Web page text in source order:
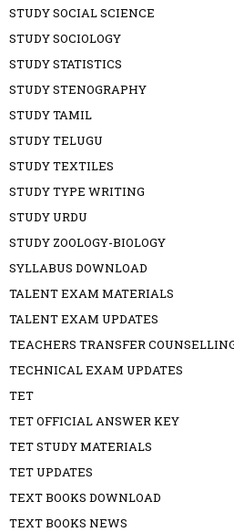
STUDY SOCIAL SCIENCE
STUDY SOCIOLOGY
STUDY STATISTICS
STUDY STENOGRAPHY
STUDY TAMIL
STUDY TELUGU
STUDY TEXTILES
STUDY TYPE WRITING
STUDY URDU
STUDY ZOOLOGY-BIOLOGY
SYLLABUS DOWNLOAD
TALENT EXAM MATERIALS
TALENT EXAM UPDATES
TEACHERS TRANSFER
TECHNICAL EXAM UPDATES
TET
TET OFFICIAL ANSWER KEY
TET STUDY MATERIALS
TET UPDATES
TEXT BOOKS DOWNLOAD
TEXT BOOKS NEWS